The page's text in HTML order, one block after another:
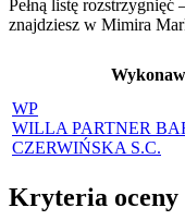
Pełną listę rozstrzygnięć
znajdziesz w Mimira
WP
WILLA PARTNER
CZERWIŃSKA S.C.
Kryteria oceny